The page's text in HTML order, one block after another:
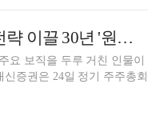
[프로필] 진승욱 대신증권 대표이사…성장 전략 이끌 30년 '원클럽맨'
요 보직을 두루 거친 인물이